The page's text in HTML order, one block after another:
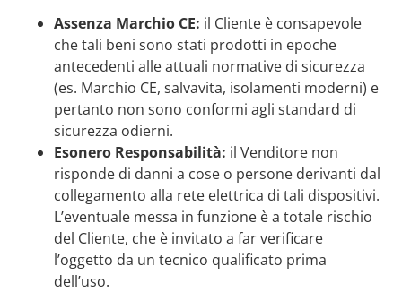
Assenza Marchio CE: il Cliente è consapevole
che tali beni sono stati prodotti in epoche
antecedenti alle attuali normative di sicurezza
(es. Marchio CE, salvavita, isolamenti moderni) e
pertanto non sono conformi agli standard di
sicurezza odierni.
Esonero Responsabilità: il Venditore non
risponde di danni a cose o persone derivanti dal
collegamento alla rete elettrica di tali dispositivi.
L’eventuale messa in funzione è a totale rischio
del Cliente, che è invitato a far verificare
l’oggetto da un tecnico qualificato prima
dell’uso.